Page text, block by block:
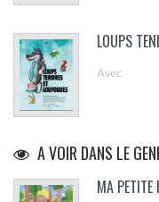
LOUPS
Avec
A VOIR DANS LE
MA PETITE